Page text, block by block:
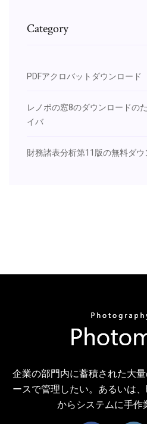
Category
PDFアクロバットダウンロード
レノボの窓8のダウンロードの
イバ
財務諸表分析第11版の無料ダウ
企業の部門内に蓄積された大
ースで管理したい。あるいは
からシステムに手作